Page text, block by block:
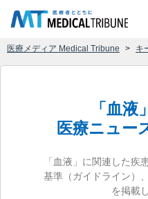
医療メディア Medical Tribune キ
「血液
医療ニュー
「血液」に関連した疾
基準（ガイドライン）
を掲載